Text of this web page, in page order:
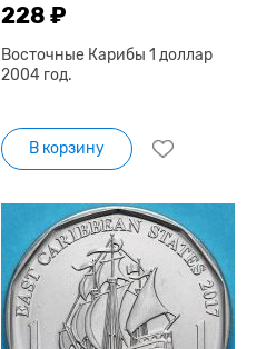
228 ₽
Восточные Карибы 1 доллар
2004 год.
В корзину